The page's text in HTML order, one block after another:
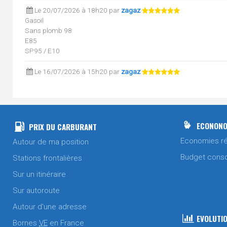
Le 20/07/2026 à 18h20 par zagaz
Gasoil
Sans plomb 98
E85
SP95 / E10
Le 16/07/2026 à 15h20 par zagaz
E85
SP95 / E10
Le 13/07/2026 à 18h15 par
E85
Le 13/07/2026 à 18h15 par
PRIX DU CARBURANT
Autour de ma position
Stations frontalières
Sur un itinéraire
Sur autoroute
Autour d'une adresse
Bornes VE en France
Economies
Budget